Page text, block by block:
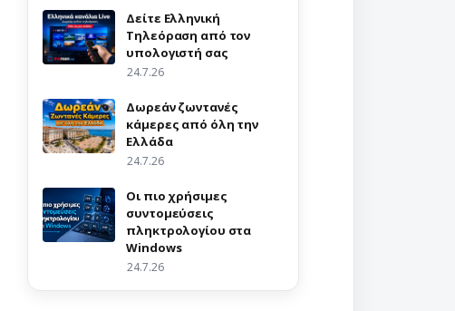
Δείτε Ελληνική
Τηλεόραση από τον
υπολογιστή σας
24.7.26
Δωρεάν ζωντανές
κάμερες από όλη την
Ελλάδα
24.7.26
Οι πιο χρήσιμες
συντομεύσεις
πληκτρολογίου στα
Windows
24.7.26